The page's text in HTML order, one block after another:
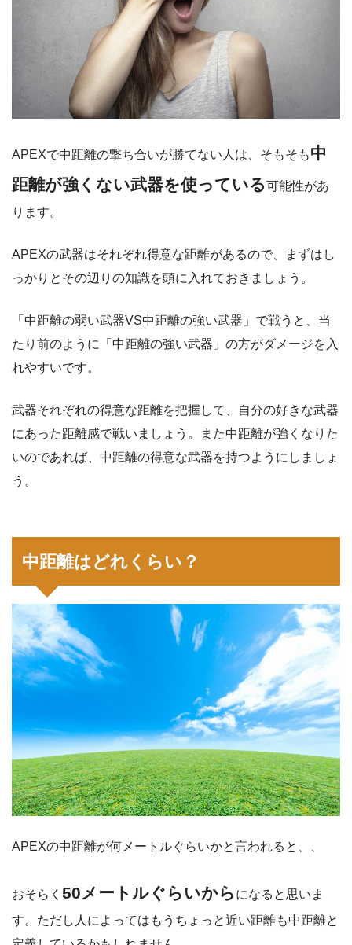
APEXで中距離の撃ち合いが勝てない人は、そもそも中
距離が強くない武器を使っている可能性があ
ります。
APEXの武器はそれぞれ得意な距離があるので、まずはし
っかりとその辺りの知識を頭に入れておきましょう。
「中距離の弱い武器VS中距離の強い武器」で戦うと、当
たり前のように「中距離の強い武器」の方がダメージを入
れやすいです。
武器それぞれの得意な距離を把握して、自分の好きな武器
にあった距離感で戦いましょう。また中距離が強くなりた
いのであれば、中距離の得意な武器を持つようにしましょ
う。
中距離はどれくらい？
APEXの中距離が何メートルぐらいかと言われると、、
おそらく 50メートルぐらいから になると思いま
す。ただし人によってはもうちょっと近い距離も中距離と